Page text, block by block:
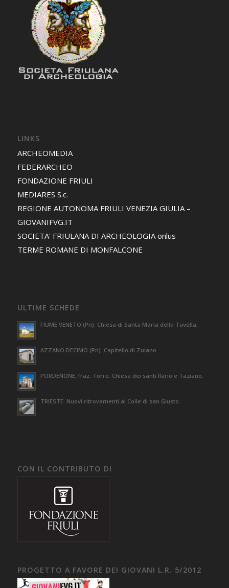
LINKS
ARCHEOMEDIA
FEDERARCHEO
FONDAZIONE FRIULI
MEDIARES S.c.
REGIONE AUTONOMA FRIULI VENEZIA GIULIA –
GIOVANIFVG.IT
SOCIETA' FRIULANA DI ARCHEOLOGIA onlus
TERME ROMANE DI MONFALCONE
ULTIME SCHEDE
FIUME VENETO (Pn). Chiesa di Santa Maria della Tavella.
AZZANO DECIMO (Pn). Capitello di Zuiano.
PORDENONE, fraz. Torre. Chiesa dei santi Ilario e Taziano.
TRIESTE. Nuovi ritrovamenti al Colle di san Giusto.
CON IL CONTRIBUTO DI
PROGETTO A FAVORE DEI GIOVANI L.R. 5/2012